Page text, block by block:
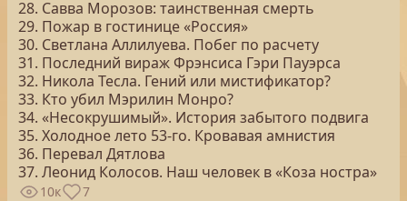
28. Савва Морозов: таинственная смерть
29. Пожар в гостинице «Россия»
30. Светлана Аллилуева. Побег по расчету
31. Последний вираж Фрэнсиса Гэри Пауэрса
32. Никола Тесла. Гений или мистификатор?
33. Кто убил Мэрилин Монро?
34. «Несокрушимый». История забытого подвига
35. Холодное лето 53-го. Кровавая амнистия
36. Перевал Дятлова
37. Леонид Колосов. Наш человек в «Коза ностра»
10к 7